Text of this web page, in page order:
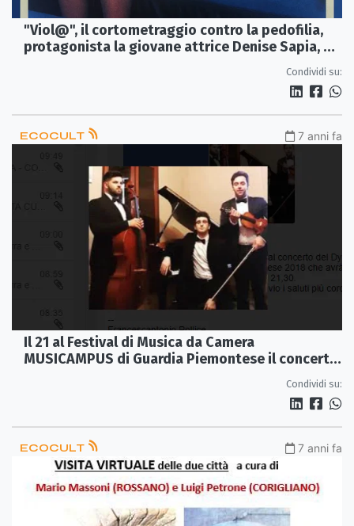
"Viol@", il cortometraggio contro la pedofilia,
protagonista la giovane attrice Denise Sapia, on
Condividi su:
ECOCULT 7 anni fa
Il 21 al Festival di Musica da Camera
MUSICAMPUS di Guardia Piemontese il concerto
Condividi su:
ECOCULT 7 anni fa